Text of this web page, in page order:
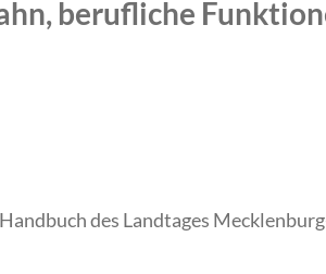
berufliche
des Landtages